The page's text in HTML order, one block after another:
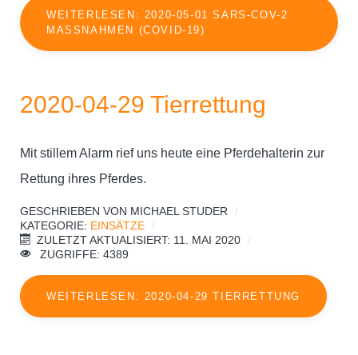
WEITERLESEN: 2020-05-01 SARS-COV-2
MASSNAHMEN (COVID-19)
2020-04-29 Tierrettung
Mit stillem Alarm rief uns heute eine Pferdehalterin zur
Rettung ihres Pferdes.
GESCHRIEBEN VON MICHAEL STUDER
KATEGORIE: EINSÄTZE
ZULETZT AKTUALISIERT: 11. MAI 2020
ZUGRIFFE: 4389
WEITERLESEN: 2020-04-29 TIERRETTUNG